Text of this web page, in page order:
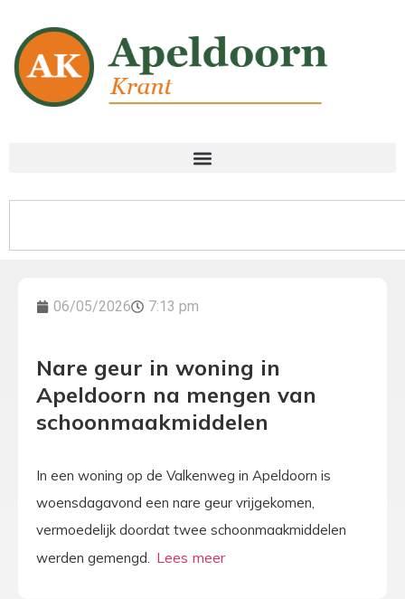
06/05/2026 7:13 pm
Nare geur in woning in
Apeldoorn na mengen van
schoonmaakmiddelen
In een woning op de Valkenweg in Apeldoorn is
woensdagavond een nare geur vrijgekomen,
vermoedelijk doordat twee schoonmaakmiddelen
werden gemengd.